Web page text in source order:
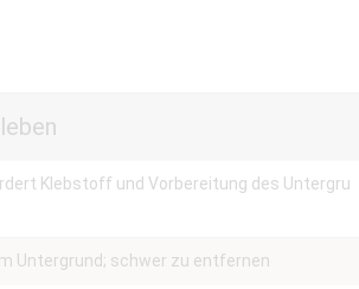
Klebstoff und Vorbereitung des Untergru
Untergrund; schwer zu entfernen